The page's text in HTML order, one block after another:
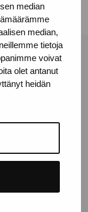
median
median,
tietoja
voivat
olet antanut
heidän